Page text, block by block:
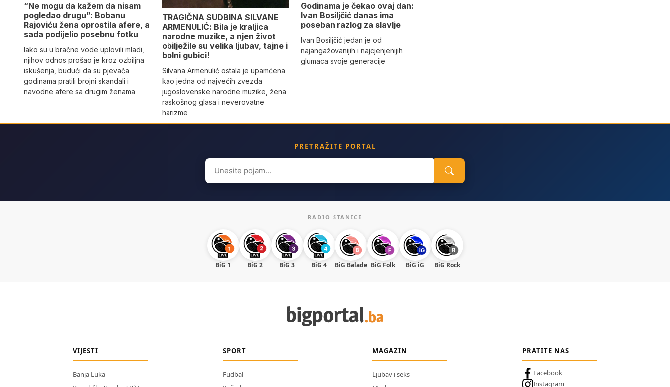
“Ne mogu da kažem da nisam
pogledao drugu”: Bobanu
Rajoviću žena oprostila afere, a
sada podijelio posebnu fotku
Iako su u bračne vode uplovili mladi,
njihov odnos prošao je kroz ozbiljna
iskušenja, budući da su pjevača
godinama pratili brojni skandali i
navodne afere sa drugim ženama
TRAGIČNA SUDBINA SILVANE
ARMENULIĆ: Bila je kraljica
narodne muzike, a njen život
obilježile su velika ljubav, tajne i
bolni gubici!
Silvana Armenulić ostala je upamćena
kao jedna od najvećih zvezda
jugoslovenske narodne muzike, žena
raskošnog glasa i neverovatne
harizme
Godinama je čekao ovaj dan:
Ivan Bosiljčić danas ima
poseban razlog za slavlje
Ivan Bosiljčić jedan je od
najangažovanijih i najcjenjenijih
glumaca svoje generacije
PRETRAŽITE PORTAL
Search
for:
RADIO STANICE
BiG 1 BiG 2 BiG 3 BiG 4 BiG Balade BiG Folk BiG iG BiG Rock
VIJESTI
Banja Luka
SPORT
Fudbal
MAGAZIN
Ljubav i seks
PRATITE NAS
Facebook
Instagram